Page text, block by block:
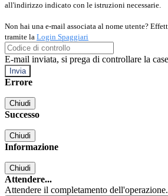
all'indirizzo indicato con le istruzioni necessarie.
Non hai una e-mail associata al nome utente?
tramite la Login Spaggiari
E-mail inviata, si prega di controllare la
Errore
Chiudi
Successo
Chiudi
Informazione
Chiudi
Attendere...
Attendere il completamento